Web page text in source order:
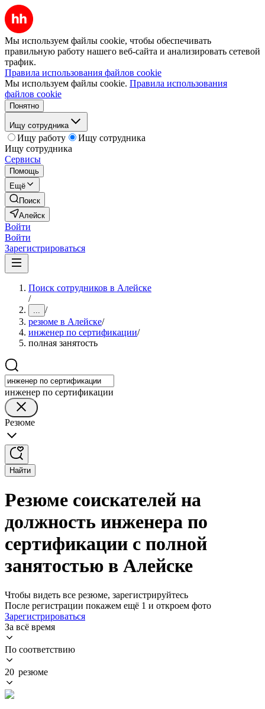
Мы используем файлы cookie, чтобы обеспечивать
правильную работу нашего веб-сайта и анализировать сетевой
трафик.
Правила использования файлов cookie
Мы используем файлы cookie. Правила использования
файлов cookie
Понятно
Ищу сотрудника
Ищу работу
Ищу сотрудника
Ищу сотрудника
Сервисы
Помощь
Ещё
Поиск
Алейск
Войти
Войти
Зарегистрироваться
Поиск сотрудников в Алейске
/
... /
резюме в Алейске/
инженер по сертификации/
полная занятость
инженер по сертификации
Резюме
Найти
Резюме соискателей на
должность инженера по
сертификации с полной
занятостью в Алейске
Чтобы видеть все резюме, зарегистрируйтесь
После регистрации покажем ещё 1 и откроем фото
Зарегистрироваться
За всё время
По соответствию
20 резюме